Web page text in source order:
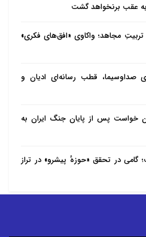
به عقب برنخواهد گشت
مجاهد؛ واکاوی «افق‌های فکری»
صداوسیما، قطب رسانه‌ای ادیان و
خواست پس از پایان جنگ ایران به
گامی در تحقق «حوزهٔ پیشرو» در تراز